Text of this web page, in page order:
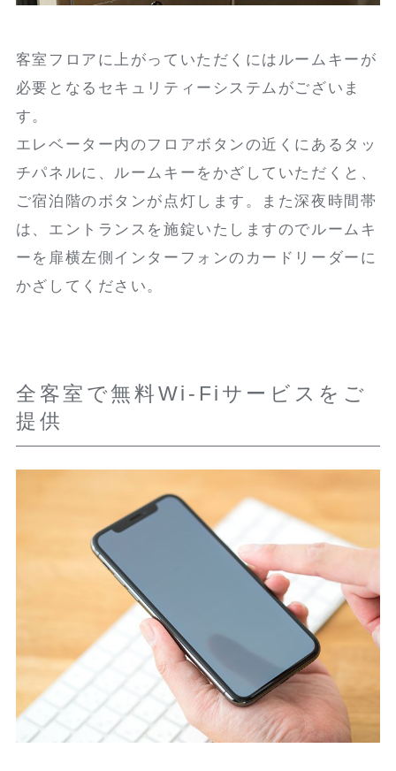
客室フロアに上がっていただくにはルームキーが
必要となるセキュリティーシステムがございま
す。
エレベーター内のフロアボタンの近くにあるタッ
チパネルに、ルームキーをかざしていただくと、
ご宿泊階のボタンが点灯します。また深夜時間帯
は、エントランスを施錠いたしますのでルームキ
ーを扉横左側インターフォンのカードリーダーに
かざしてください。
全客室で無料Wi-Fiサービスをご
提供